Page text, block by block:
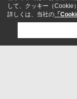
して、クッキー（Cookie
詳しくは、当社の 「